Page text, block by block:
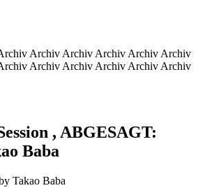
Archiv Archiv Archiv Archiv Archiv
Archiv Archiv Archiv Archiv Archiv
, ABGESAGT:
Baba
Takao Baba